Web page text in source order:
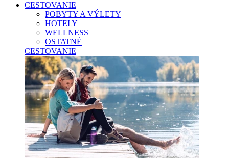
CESTOVANIE
POBYTY A VÝLETY
HOTELY
WELLNESS
OSTATNÉ
CESTOVANIE